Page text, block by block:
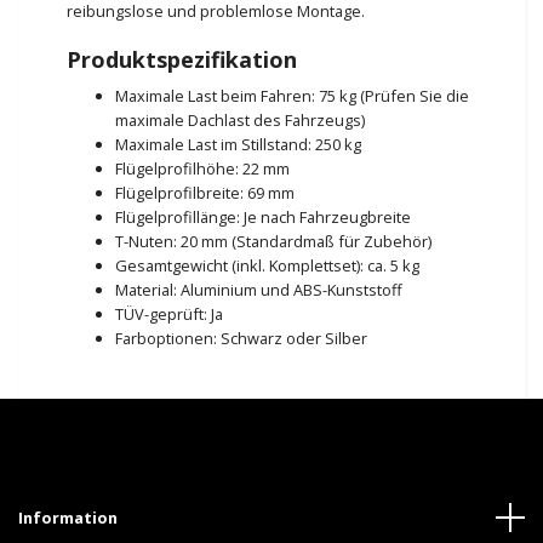
reibungslose und problemlose Montage.
Produktspezifikation
Maximale Last beim Fahren: 75 kg (Prüfen Sie die
maximale Dachlast des Fahrzeugs)
Maximale Last im Stillstand: 250 kg
Flügelprofilhöhe: 22 mm
Flügelprofilbreite: 69 mm
Flügelprofillänge: Je nach Fahrzeugbreite
T-Nuten: 20 mm (Standardmaß für Zubehör)
Gesamtgewicht (inkl. Komplettset): ca. 5 kg
Material: Aluminium und ABS-Kunststoff
TÜV-geprüft: Ja
Farboptionen: Schwarz oder Silber
Information